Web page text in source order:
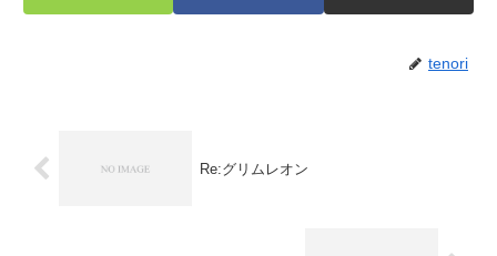
tenori
Re:グリムレオン